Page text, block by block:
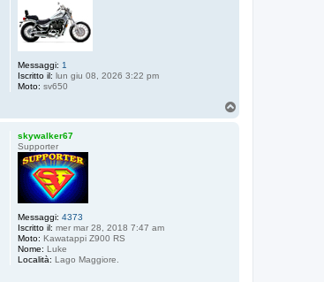
Messaggi: 1
Iscritto il: lun giu 08, 2026 3:22 pm
Moto: sv650
skywalker67
Supporter
Messaggi: 4373
Iscritto il: mer mar 28, 2018 7:47 am
Moto: Kawatappi Z900 RS
Nome: Luke
Località: Lago Maggiore.